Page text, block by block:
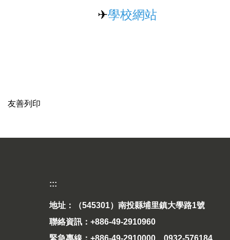
✈學校網站
友善列印
:::
地址：（545301）南投縣埔里鎮大學路1號
聯絡資訊：+886-49-2910960